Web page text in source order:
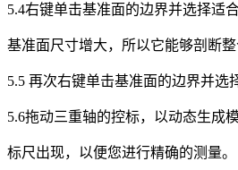
5.4右键单击基准面的边界并选择适合
基准面尺寸增大，所以它能够剖断整
5.5 再次右键单击基准面的边界并选
5.6拖动三重轴的控标，以动态生成
标尺出现，以便您进行精确的测量。